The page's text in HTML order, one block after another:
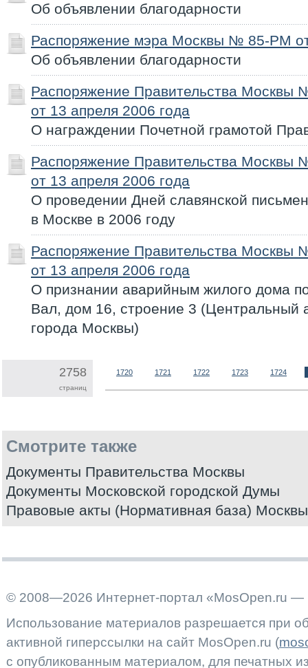
Об объявлении благодарности
Распоряжение мэра Москвы № 85-РМ
Об объявлении благодарности
Распоряжение Правительства Москвы
от 13 апреля 2006 года
О награждении Почетной грамотой
Распоряжение Правительства Москвы
от 13 апреля 2006 года
О проведении Дней славянской
в Москве в 2006 году
Распоряжение Правительства Москвы
от 13 апреля 2006 года
О признании аварийным жилого дома
Вал, дом 16, строение 3 (Центральный
города Москвы)
2758
страниц
1720 1721 1722 1723 1724
Смотрите также
Документы Правительства Москвы
Документы Московской городской Думы
Правовые акты (Нормативная база) Москвы
© 2008—2026 Интернет-портал «MosOpen.ru —
Использование материалов разрешается при
активной гиперссылки на сайт MosOpen.ru (
с опубликованным материалом, для печатных